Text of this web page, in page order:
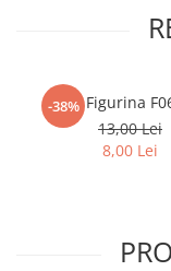
-38% Figurina
13,00 Lei
8,00 Lei